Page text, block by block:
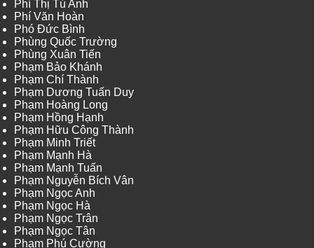
Phí Thị Tú Anh
Phí Văn Hoàn
Phó Đức Bình
Phùng Quốc Trường
Phùng Xuân Tiến
Phạm Bảo Khánh
Phạm Chí Thành
Phạm Dương Tuấn Duy
Phạm Hoàng Long
Phạm Hồng Hạnh
Phạm Hữu Công Thành
Phạm Minh Triết
Phạm Mạnh Hà
Phạm Mạnh Tuấn
Phạm Nguyễn Bích Vân
Phạm Ngọc Anh
Phạm Ngọc Hà
Phạm Ngọc Trân
Phạm Ngọc Tân
Phạm Phú Cường